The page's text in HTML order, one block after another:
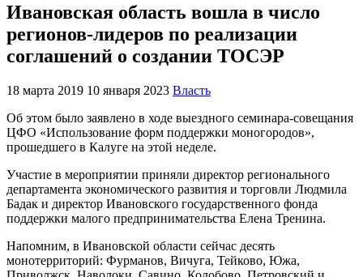
Ивановская область вошла в число
регионов-лидеров по реализации
соглашений о создании ТОСЭР
18 марта 2019 10 января 2023 Власть
Об этом было заявлено в ходе выездного семинара-совещания
ЦФО «Использование форм поддержки моногородов»,
прошедшего в Калуге на этой неделе.
Участие в мероприятии приняли директор регионального
департамента экономического развития и торговли Людмила
Бадак и директор Ивановского государственного фонда
поддержки малого предпринимательства Елена Тренина.
Напомним, в Ивановской области сейчас десять
монотерриторий: Фурманов, Вичуга, Тейково, Южа,